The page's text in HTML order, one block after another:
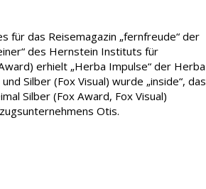
für das Reisemagazin „fernfreude“ der
des Hernstein Instituts für
erhielt „Herba Impulse“ der Herba
Silber (Fox Visual) wurde „inside“, das
Silber (Fox Award, Fox Visual)
Otis.